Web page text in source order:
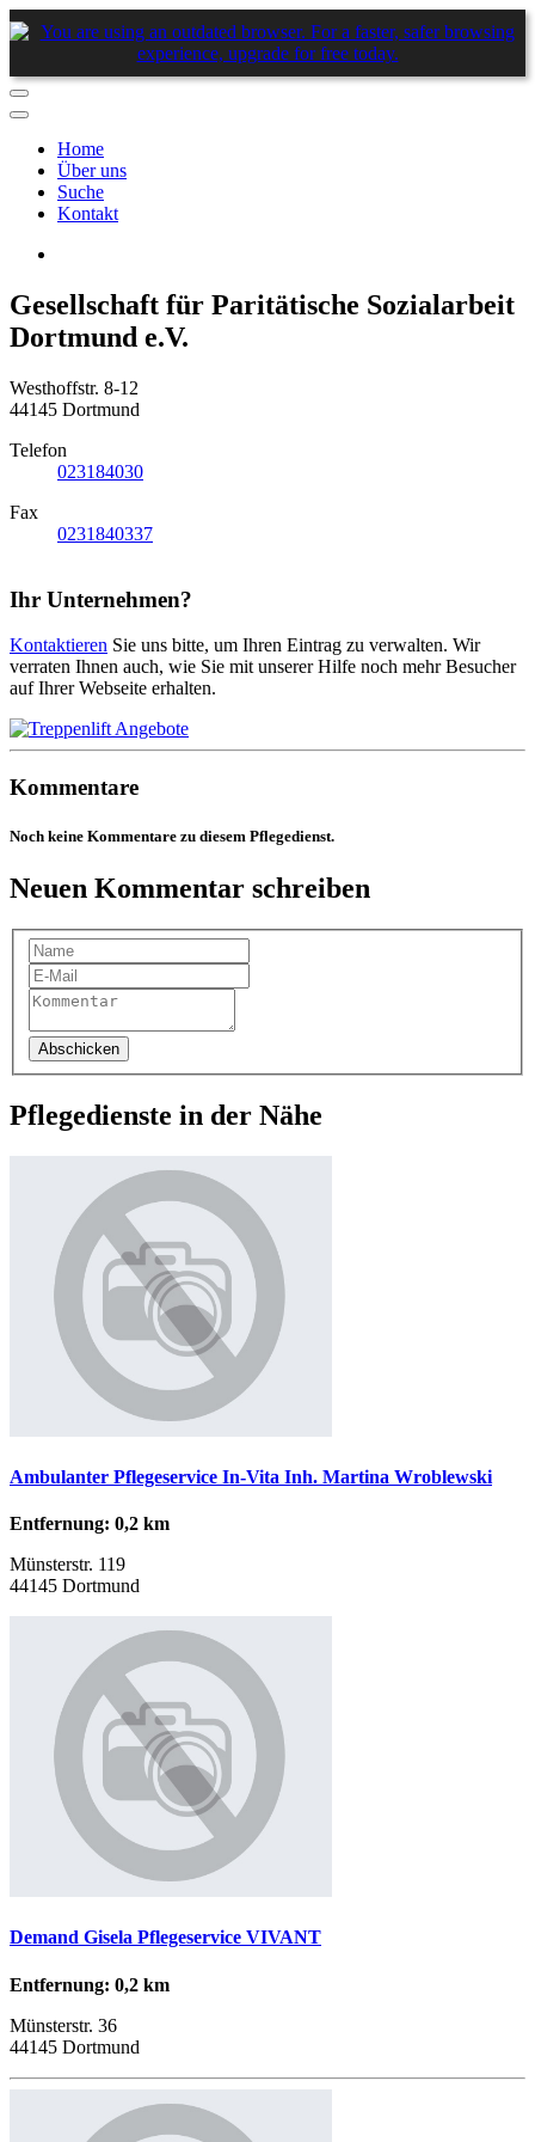
Home
Über uns
Suche
Kontakt
Gesellschaft für Paritätische Sozialarbeit
Dortmund e.V.
Westhoffstr. 8-12
44145 Dortmund
Telefon
023184030
Fax
0231840337
Ihr Unternehmen?
Kontaktieren Sie uns bitte, um Ihren Eintrag zu verwalten. Wir
verraten Ihnen auch, wie Sie mit unserer Hilfe noch mehr Besucher
auf Ihrer Webseite erhalten.
Kommentare
Noch keine Kommentare zu diesem Pflegedienst.
Neuen Kommentar schreiben
Abschicken
Pflegedienste in der Nähe
Ambulanter Pflegeservice In-Vita Inh. Martina Wroblewski
Entfernung: 0,2 km
Münsterstr. 119
44145 Dortmund
Demand Gisela Pflegeservice VIVANT
Entfernung: 0,2 km
Münsterstr. 36
44145 Dortmund